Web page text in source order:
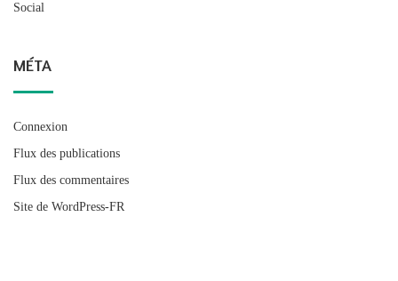
Social
MÉTA
Connexion
Flux des publications
Flux des commentaires
Site de WordPress-FR